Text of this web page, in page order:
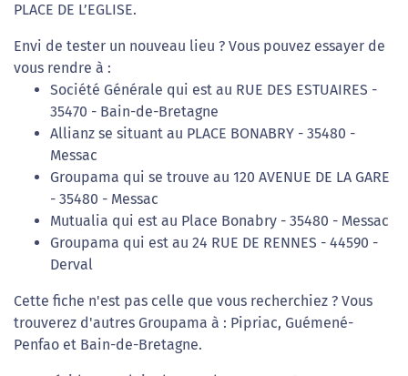
PLACE DE L’EGLISE.
Envi de tester un nouveau lieu ? Vous pouvez essayer de
vous rendre à :
Société Générale qui est au RUE DES ESTUAIRES -
35470 - Bain-de-Bretagne
Allianz se situant au PLACE BONABRY - 35480 -
Messac
Groupama qui se trouve au 120 AVENUE DE LA GARE
- 35480 - Messac
Mutualia qui est au Place Bonabry - 35480 - Messac
Groupama qui est au 24 RUE DE RENNES - 44590 -
Derval
Cette fiche n'est pas celle que vous recherchiez ? Vous
trouverez d'autres Groupama à : Pipriac, Guémené-
Penfao et Bain-de-Bretagne.